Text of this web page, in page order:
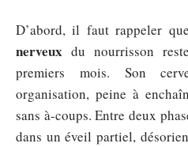
D’abord, il faut rappeler
nerveux du nourrisson
premiers mois. Son
organisation, peine à
sans à-coups. Entre deux
dans un éveil partiel,